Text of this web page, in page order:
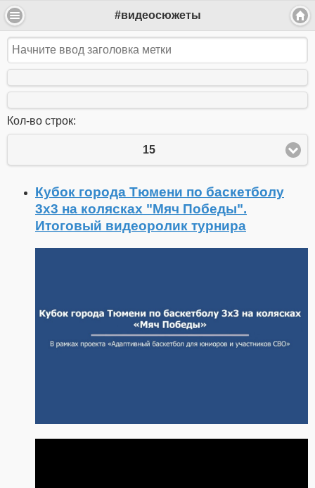
#видеосюжеты
Кол-во строк:
15
Кубок города Тюмени по баскетболу
3x3 на колясках "Мяч Победы".
Итоговый видеоролик турнира